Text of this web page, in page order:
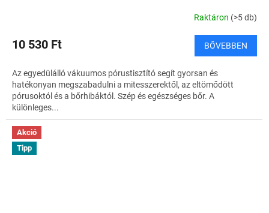
Raktáron (>5 db)
10 530 Ft BŐVEBBEN
Az egyedülálló vákuumos pórustisztító segít gyorsan és
hatékonyan megszabadulni a mitesszerektől, az eltömődött
pórusoktól és a bőrhibáktól. Szép és egészséges bőr. A
különleges...
Akció
Tipp